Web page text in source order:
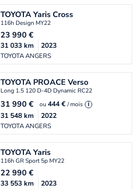
TOYOTAYaris Cross
116h Design MY22
23 990 €
TOYOTA ANGERS
31 033 km 2023
TOYOTA PROACE Verso
Long 1.5 120 D-4D Dynamic RC22
31 990 € ou 444 € / mois i
TOYOTA ANGERS
31 548 km 2022
TOYOTAYaris
116h GR Sport 5p MY22
22 990 €
33 553 km 2023